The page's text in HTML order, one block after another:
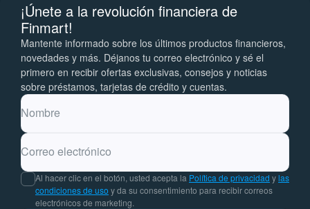
¡Únete a la revolución financiera de
Finmart!
Mantente informado sobre los últimos productos financieros,
novedades y más. Déjanos tu correo electrónico y sé el
primero en recibir ofertas exclusivas, consejos y noticias
sobre préstamos, tarjetas de crédito y cuentas.
Nombre
Correo electrónico
Al hacer clic en el botón, usted acepta la Política de privacidad ylas
condiciones de uso y da su consentimiento para recibir correos
electrónicos de marketing.